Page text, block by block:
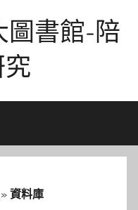
圖書館-陪
» 資料庫